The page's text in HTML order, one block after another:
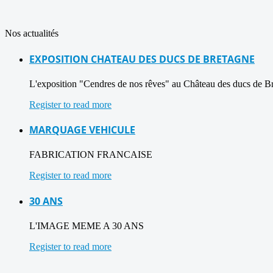
Nos actualités
EXPOSITION CHATEAU DES DUCS DE BRETAGNE
L'exposition "Cendres de nos rêves" au Château des ducs de
Register to read more
MARQUAGE VEHICULE
FABRICATION FRANCAISE
Register to read more
30 ANS
L'IMAGE MEME A 30 ANS
Register to read more